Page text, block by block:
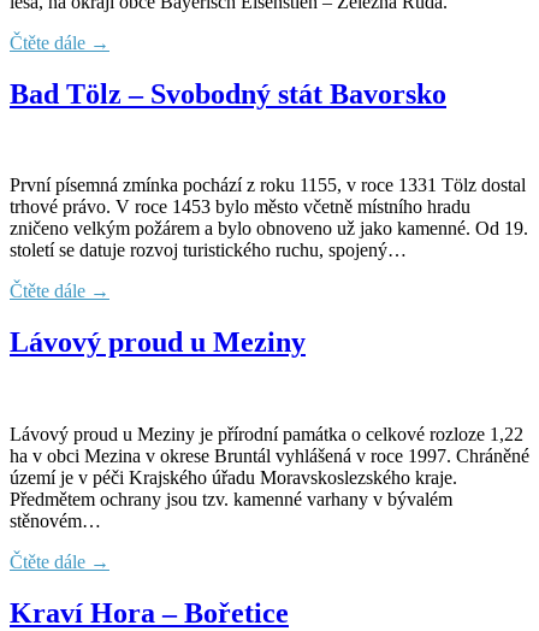
Čtěte dále →
Bad Tölz – Svobodný stát Bavorsko
První písemná zmínka pochází z roku 1155, v roce 1331 Tölz dostal
trhové právo. V roce 1453 bylo město včetně místního hradu
zničeno velkým požárem a bylo obnoveno už jako kamenné. Od 19.
století se datuje rozvoj turistického ruchu, spojený…
Čtěte dále →
Lávový proud u Meziny
Lávový proud u Meziny je přírodní památka o celkové rozloze 1,22
ha v obci Mezina v okrese Bruntál vyhlášená v roce 1997. Chráněné
území je v péči Krajského úřadu Moravskoslezského kraje.
Předmětem ochrany jsou tzv. kamenné varhany v bývalém
stěnovém…
Čtěte dále →
Kraví Hora – Bořetice